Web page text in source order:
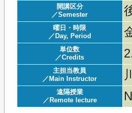
開講区分
／Semester
曜日・時限
／Day, Period
単位数
／Credits
主担当教員
／Main Instructor
遠隔授業
／Remote lecture